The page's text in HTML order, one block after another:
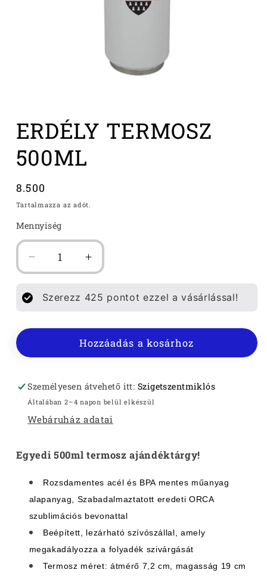
megnyitása
modális
párbeszédpanelen
ERDÉLY TERMOSZ
500ML
Normál
ár
8.500
Tartalmazza az adót.
Mennyiség
ERDÉLY
TERMOSZ
mennyiségének
ERDÉLY
TERMOSZ
mennyiségének
Szerezz 425 pontot ezzel a vásárlással!
Hozzáadás a kosárhoz
Személyesen átvehető itt: Szigetszentmiklós
Általában 2–4 napon belül elkészül
Webáruház adatai
Egyedi 500ml termosz ajándéktárgy!
Rozsdamentes acél és BPA mentes műanyag
alapanyag, Szabadalmaztatott eredeti ORCA
szublimációs bevonattal
Beépített, lezárható szívószállal, amely
megakadályozza a folyadék szivárgását
Termosz méret: átmérő 7,2 cm, magasság 19 cm